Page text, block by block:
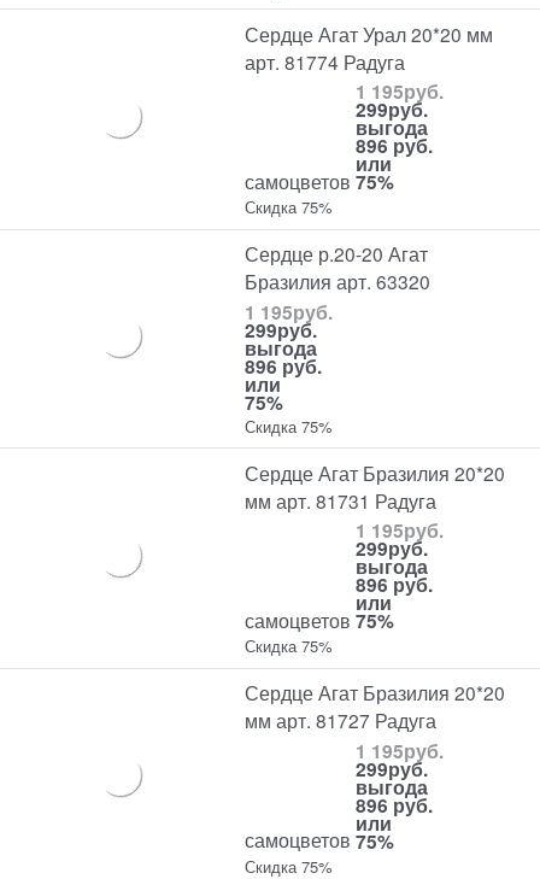
Сердце Агат Урал 20*20 мм
арт. 81774 Радуга
самоцветов
1 195руб.
299руб.
выгода
896 руб.
или
75%
Скидка 75%
Сердце р.20-20 Агат
Бразилия арт. 63320
1 195руб.
299руб.
выгода
896 руб.
или
75%
Скидка 75%
Сердце Агат Бразилия 20*20
мм арт. 81731 Радуга
самоцветов
1 195руб.
299руб.
выгода
896 руб.
или
75%
Скидка 75%
Сердце Агат Бразилия 20*20
мм арт. 81727 Радуга
самоцветов
1 195руб.
299руб.
выгода
896 руб.
или
75%
Скидка 75%